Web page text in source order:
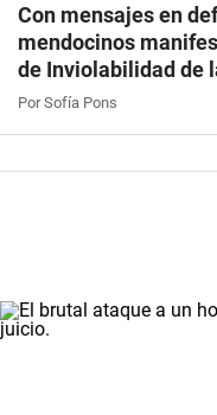
Con mensajes en
mendocinos
de Inviolabilidad de
Por Sofía Pons